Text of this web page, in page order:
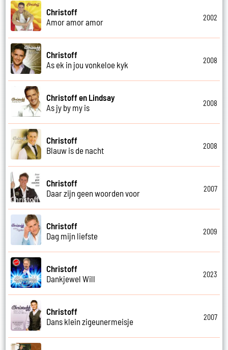
Christoff
Amor amor amor
2002
Christoff
As ek in jou vonkeloe kyk
2008
Christoff en Lindsay
As jy by my is
2008
Christoff
Blauw is de nacht
2008
Christoff
Daar zijn geen woorden voor
2007
Christoff
Dag mijn liefste
2009
Christoff
Dankjewel Will
2023
Christoff
Dans klein zigeunermeisje
2007